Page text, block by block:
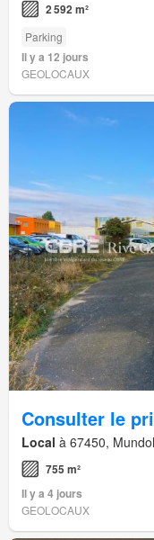
2 592 m²
Parking
Il y a 12 jours
GEOLOCAUX
Consulter le
Local à 67450,
755 m²
Il y a 4 jours
GEOLOCAUX